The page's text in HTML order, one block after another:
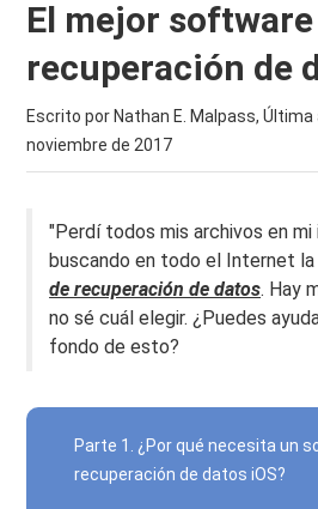
El mejor
recuperación de
Escrito por Nathan E. Malpass,
noviembre de 2017
"Perdí todos mis archivos en
buscando en todo el Internet
de recuperación de datos. Hay
no sé cuál elegir. ¿Puedes
fondo de esto?
Parte 1. ¿Por qué necesita un
recuperación de datos iOS?